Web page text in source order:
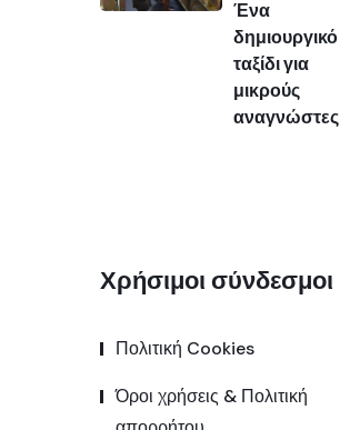
Ένα
δημιουργικό
ταξίδι για
μικρούς
αναγνώστες
Χρήσιμοι σύνδεσμοι
Πολιτική Cookies
Όροι χρήσεις & Πολιτική